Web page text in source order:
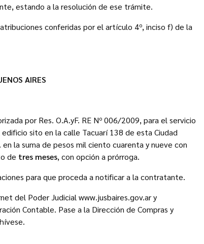
estando a la resolución de ese trámite.
conferidas por el artículo 4º, inciso f) de la
AIRES
por Res. O.A.yF. RE Nº 006/2009, para el servicio
sito en la calle Tacuarí 138 de esta Ciudad
en la suma de pesos mil ciento cuarenta y nueve con
de tres meses, con opción a prórroga.
para que proceda a notificar a la contratante.
del Poder Judicial www.jusbaires.gov.ar y
Contable. Pase a la Dirección de Compras y